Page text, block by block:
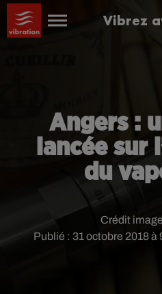
Vibrez
Angers :
lancée sur
du
Publié : 31 octobre 2018 à
Crédit